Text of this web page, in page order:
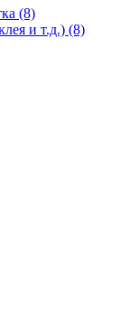
(8)
и т.д.) (8)